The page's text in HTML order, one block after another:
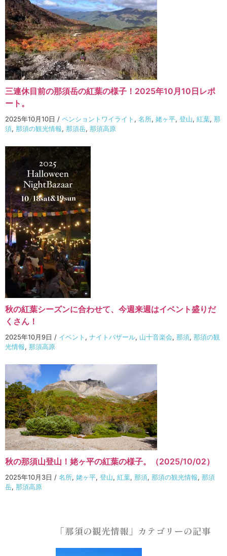
三連休目前の那須岳の紅葉の様子！2025年10月10日レポ
ート。
2025年10月10日 / ペンショントワイライト , 名所, 姥ヶ平, 登山, 紅葉, 那
須, 那須の観光情報, 那須岳, 那須高原
秋の紅葉シーズンに合わせて、今週来週はイベント盛りだ
くさん！
2025年10月9日 / イベント , ナイトバザール, 山十音楽会, 那須, 那須の観
光情報, 那須高原
秋の那須山登山！姥ヶ平の紅葉の様子。（2025/10/02）
2025年10月3日 / 名所, 姥ヶ平, 登山, 紅葉, 那須, 那須の観光情報, 那須
岳, 那須高原
「那須の観光情報」カテゴリーの記事